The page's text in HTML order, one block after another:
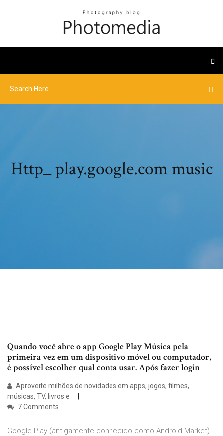
Http_ play.google.com music
Quando você abre o app Google Play Música pela
primeira vez em um dispositivo móvel ou computador,
é possível escolher qual conta usar. Após fazer login
Aproveite milhões de novidades em apps, jogos, filmes,
músicas, TV, livros e
7 Comments
Google Play (antigamente conhecido como Android Market)